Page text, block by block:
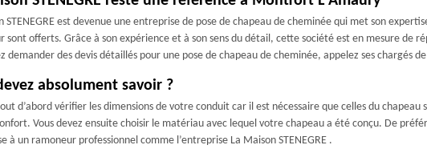
est devenue une entreprise de pose de chapeau de cheminée qui met son
offerts. Grâce à son expérience et à son sens du détail, cette société est en mesure de
demander des devis détaillés pour une pose de chapeau de cheminée, appelez ses chargés
absolument savoir ?
d’abord vérifier les dimensions de votre conduit car il est nécessaire que celles du chapeau
Vous devez ensuite choisir le matériau avec lequel votre chapeau a été conçu. De
un ramoneur professionnel comme l’entreprise La Maison STENEGRE .